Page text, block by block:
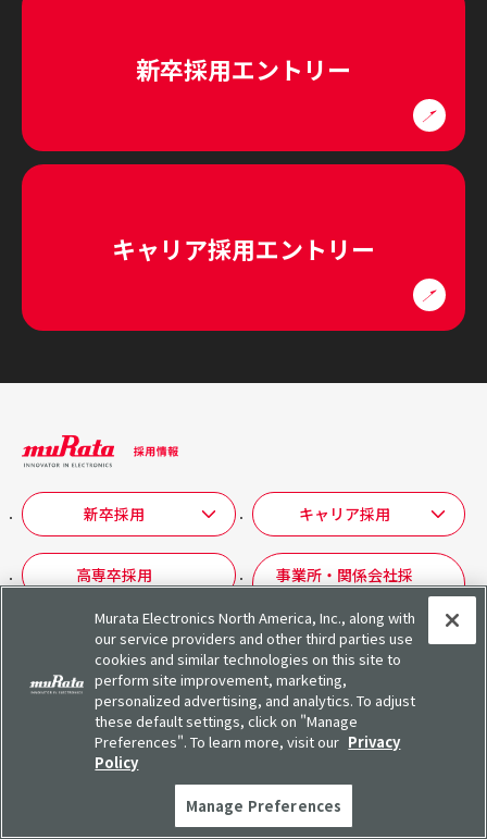
新卒採用エントリー
キャリア採用エントリー
新卒採用 キャリア採用
高専卒採用
事業所・関係会社採
用
障がい者採用
ムラタの求める人物像
Murata Electronics North America, Inc., along with
our service providers and other third parties use
cookies and similar technologies on this site to
perform site improvement, marketing,
personalized advertising, and analytics. To adjust
these default settings, click on "Manage
Preferences". To learn more, visit our Privacy
Policy
Manage Preferences